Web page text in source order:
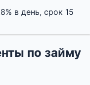
в день, срок 15
по займу